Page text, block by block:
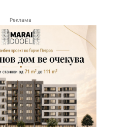
Реклама